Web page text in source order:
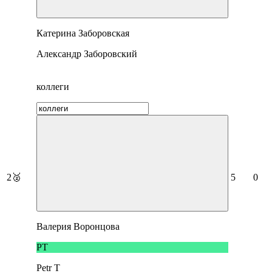
Катерина Заборовская
Александр Заборовский
2 🥈
коллеги
Валерия Воронцова
PT
Petr T
5 0